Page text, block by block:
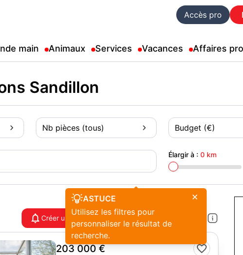
Accès pro
main Animaux Services Vacances Affaires pro
Sandillon
Nb pièces (tous) Budget (€)
Élargir à :0 km
ASTUCE
Utilisez les filtres pour
personnaliser le résultat de
recherche.
Créer une alerte
203 000 €